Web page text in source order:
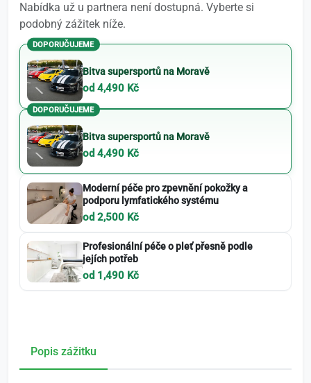
Nabídka už u partnera není dostupná. Vyberte si
podobný zážitek níže.
DOPORUČUJEME
Bitva supersportů na Moravě
od 4,490 Kč
DOPORUČUJEME
Bitva supersportů na Moravě
od 4,490 Kč
Moderní péče pro zpevnění pokožky a
podporu lymfatického systému
od 2,500 Kč
Profesionální péče o pleť přesně podle
jejích potřeb
od 1,490 Kč
Popis zážitku